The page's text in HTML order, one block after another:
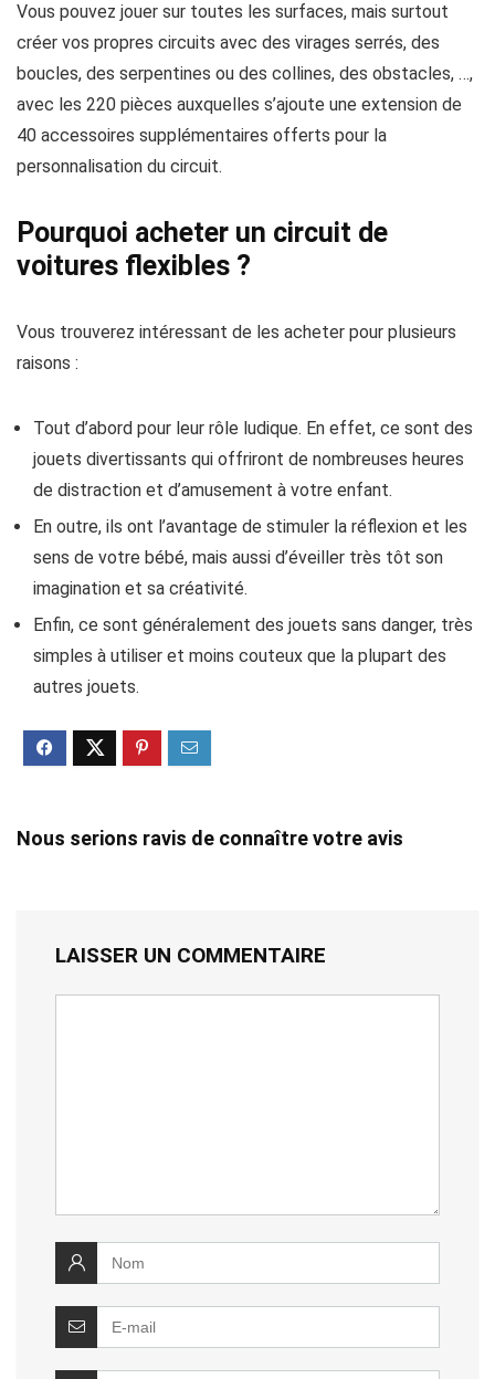
Vous pouvez jouer sur toutes les surfaces, mais surtout
créer vos propres circuits avec des virages serrés, des
boucles, des serpentines ou des collines, des obstacles, …,
avec les 220 pièces auxquelles s’ajoute une extension de
40 accessoires supplémentaires offerts pour la
personnalisation du circuit.
Pourquoi acheter un circuit de
voitures flexibles ?
Vous trouverez intéressant de les acheter pour plusieurs
raisons :
Tout d’abord pour leur rôle ludique. En effet, ce sont des
jouets divertissants qui offriront de nombreuses heures
de distraction et d’amusement à votre enfant.
En outre, ils ont l’avantage de stimuler la réflexion et les
sens de votre bébé, mais aussi d’éveiller très tôt son
imagination et sa créativité.
Enfin, ce sont généralement des jouets sans danger, très
simples à utiliser et moins couteux que la plupart des
autres jouets.
Nous serions ravis de connaître votre avis
LAISSER UN COMMENTAIRE